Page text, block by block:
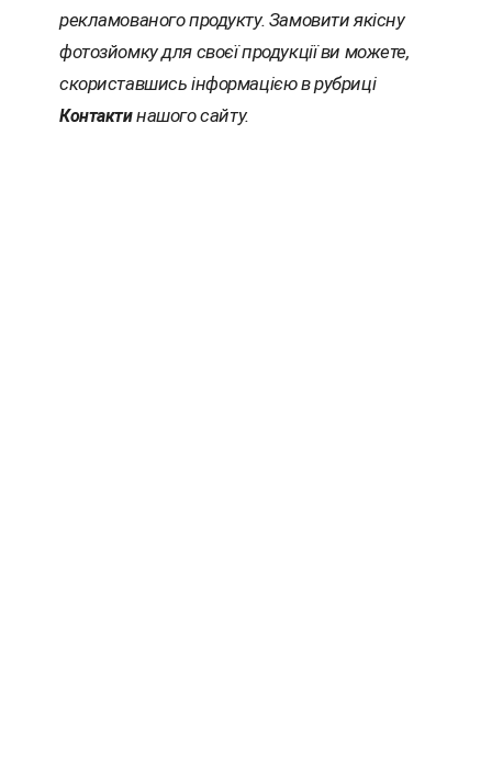
рекламованого продукту. Замовити якісну
фотозйомку для своєї продукції ви можете,
скориставшись інформацією в рубриці
Контактинашого сайту.